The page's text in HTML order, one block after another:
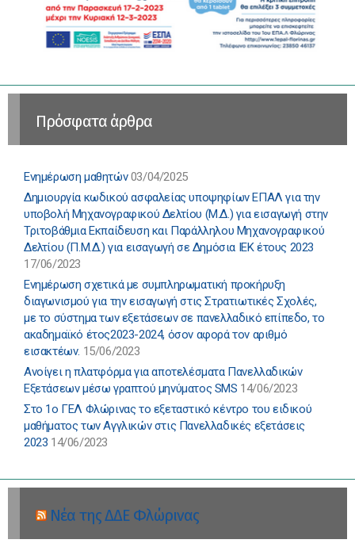
Πρόσφατα άρθρα
Ενημέρωση μαθητών 03/04/2025
Δημιουργία κωδικού ασφαλείας υποψηφίων ΕΠΑΛ για την
υποβολή Μηχανογραφικού Δελτίου (Μ.Δ.) για εισαγωγή στην
Τριτοβάθμια Εκπαίδευση και Παράλληλου Μηχανογραφικού
Δελτίου (Π.Μ.Δ.) για εισαγωγή σε Δημόσια ΙΕΚ έτους 2023
17/06/2023
Ενημέρωση σχετικά με συμπληρωματική προκήρυξη
διαγωνισμού για την εισαγωγή στις Στρατιωτικές Σχολές,
με το σύστημα των εξετάσεων σε πανελλαδικό επίπεδο, το
ακαδημαϊκό έτος2023-2024, όσον αφορά τον αριθμό
εισακτέων. 15/06/2023
Ανοίγει η πλατφόρμα για αποτελέσματα Πανελλαδικών
Εξετάσεων μέσω γραπτού μηνύματος SMS 14/06/2023
Στο 1ο ΓΕΛ Φλώρινας το εξεταστικό κέντρο του ειδικού
μαθήματος των Αγγλικών στις Πανελλαδικές εξετάσεις
2023 14/06/2023
Νέα της ΔΔΕ Φλώρινας